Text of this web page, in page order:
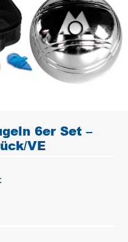
6er Set –
VE